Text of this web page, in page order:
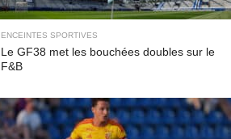
ENCEINTES SPORTIVES
Le GF38 met les bouchées doubles sur le
F&B